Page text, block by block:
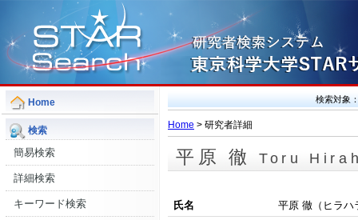
Home
検索
簡易検索
詳細検索
キーワード検索
検索対象
Home > 研究者詳細
平原 徹Toru
氏名
平原 徹（ヒラハ